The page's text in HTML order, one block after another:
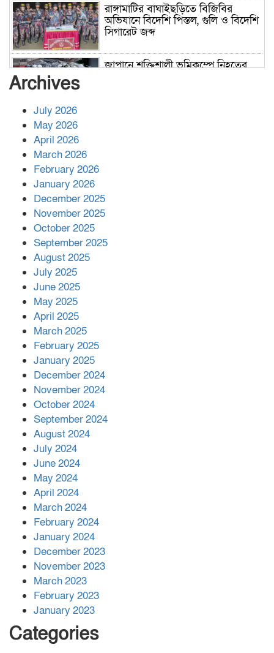
রাঙ্গামাটির বাঘাইছড়িতে বিজিবির
অভিযানে বিদেশি পিস্তল, গুলি ও বিদেশি
সিগারেট জব্দ
জাপানে শক্তিশালী ভূমিকম্পে নিহতের
পর ফোন তারেক রহমানের,গ্যাস সঙ্কট
সহায়তা দিলেন সাচিং প্রু জেরী
Archives
July 2026
May 2026
April 2026
March 2026
February 2026
January 2026
December 2025
November 2025
October 2025
September 2025
August 2025
July 2025
June 2025
May 2025
April 2025
March 2025
February 2025
January 2025
December 2024
November 2024
October 2024
September 2024
August 2024
July 2024
June 2024
May 2024
April 2024
March 2024
February 2024
January 2024
December 2023
November 2023
March 2023
February 2023
January 2023
Categories